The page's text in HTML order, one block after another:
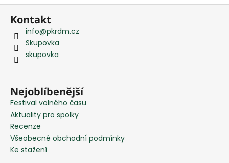
Z
Kontakt
info@pkrdm.cz
Skupovka
skupovka
Nejoblíbenější
Festival volného času
Aktuality pro spolky
Recenze
Všeobecné obchodní podmínky
Ke stažení